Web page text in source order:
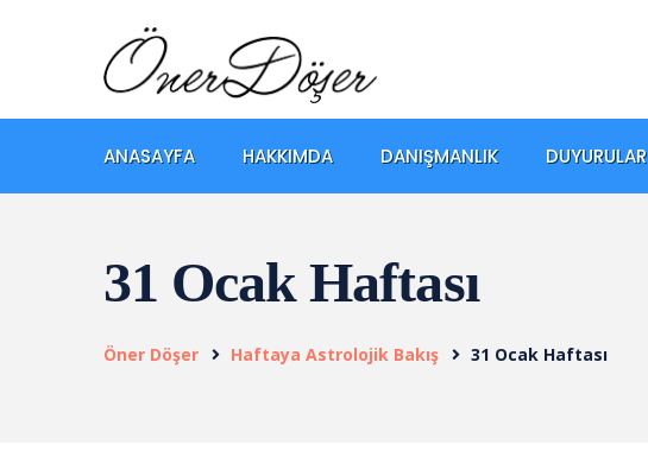
ANASAYFA HAKKIMDA DANIŞMANLIK DUYURULAR
31 Ocak Haftası
Öner Döşer Haftaya Astrolojik Bakış 31 Ocak Haftası